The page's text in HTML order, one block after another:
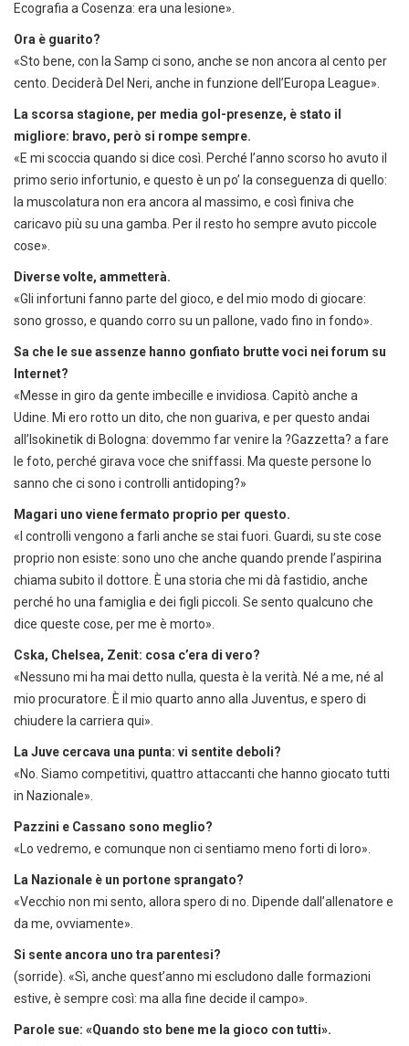
Ecografia a Cosenza: era una lesione».
Ora è guarito?
«Sto bene, con la Samp ci sono, anche se non ancora al cento per
cento. Deciderà Del Neri, anche in funzione dell’Europa League».
La scorsa stagione, per media gol-presenze, è stato il
migliore: bravo, però si rompe sempre.
«E mi scoccia quando si dice così. Perché l’anno scorso ho avuto il
primo serio infortunio, e questo è un po’ la conseguenza di quello:
la muscolatura non era ancora al massimo, e così finiva che
caricavo più su una gamba. Per il resto ho sempre avuto piccole
cose».
Diverse volte, ammetterà.
«Gli infortuni fanno parte del gioco, e del mio modo di giocare:
sono grosso, e quando corro su un pallone, vado fino in fondo».
Sa che le sue assenze hanno gonfiato brutte voci nei forum su
Internet?
«Messe in giro da gente imbecille e invidiosa. Capitò anche a
Udine. Mi ero rotto un dito, che non guariva, e per questo andai
all’Isokinetik di Bologna: dovemmo far venire la ?Gazzetta? a fare
le foto, perché girava voce che sniffassi. Ma queste persone lo
sanno che ci sono i controlli antidoping?»
Magari uno viene fermato proprio per questo.
«I controlli vengono a farli anche se stai fuori. Guardi, su ste cose
proprio non esiste: sono uno che anche quando prende l’aspirina
chiama subito il dottore. È una storia che mi dà fastidio, anche
perché ho una famiglia e dei figli piccoli. Se sento qualcuno che
dice queste cose, per me è morto».
Cska, Chelsea, Zenit: cosa c’era di vero?
«Nessuno mi ha mai detto nulla, questa è la verità. Né a me, né al
mio procuratore. È il mio quarto anno alla Juventus, e spero di
chiudere la carriera qui».
La Juve cercava una punta: vi sentite deboli?
«No. Siamo competitivi, quattro attaccanti che hanno giocato tutti
in Nazionale».
Pazzini e Cassano sono meglio?
«Lo vedremo, e comunque non ci sentiamo meno forti di loro».
La Nazionale è un portone sprangato?
«Vecchio non mi sento, allora spero di no. Dipende dall’allenatore e
da me, ovviamente».
Si sente ancora uno tra parentesi?
(sorride). «Sì, anche quest’anno mi escludono dalle formazioni
estive, è sempre così: ma alla fine decide il campo».
Parole sue: «Quando sto bene me la gioco con tutti».